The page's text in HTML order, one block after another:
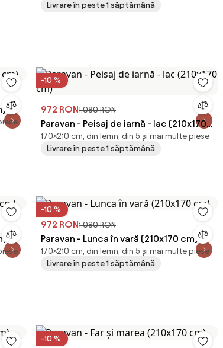
Livrare în peste 1 săptămână
-10 %
972 RON1.080 RON
Paravan - Peisaj de iarnă - lac (210x170
cm)
170×210 cm, din lemn, din 5 și mai multe piese
Livrare în peste 1 săptămână
-10 %
972 RON1.080 RON
Paravan - Lunca în vară (210x170 cm)
170×210 cm, din lemn, din 5 și mai multe piese
Livrare în peste 1 săptămână
-10 %